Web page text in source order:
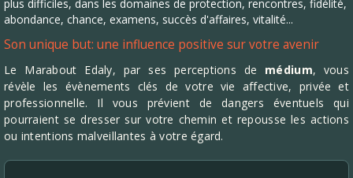
plus difficiles, dans les domaines de protection, rencontres, fidélité,
abondance, chance, examens, succès d'affaires, vitalité...
Son unique but: une influence positive sur votre avenir
Le Marabout Edaly, par ses perceptions de médium, vous
révèle les évènements clés de votre vie affective, privée et
professionnelle. Il vous prévient de dangers éventuels qui
pourraient se dresser sur votre chemin et repousse les actions
ou intentions malveillantes à votre égard.